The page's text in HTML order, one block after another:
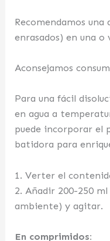
Recomendamos una
enrasados) en una o
Aconsejamos
Para una fácil
en agua a
puede incorporar el
batidora para
1. Verter el
2. Añadir 200-250
ambiente) y agitar.
En comprimidos: